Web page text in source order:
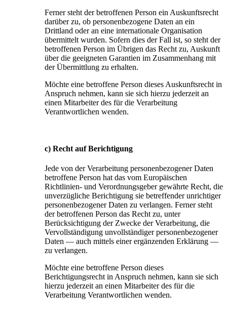
Ferner steht der betroffenen Person ein Auskunftsrecht
darüber zu, ob personenbezogene Daten an ein
Drittland oder an eine internationale Organisation
übermittelt wurden. Sofern dies der Fall ist, so steht der
betroffenen Person im Übrigen das Recht zu, Auskunft
über die geeigneten Garantien im Zusammenhang mit
der Übermittlung zu erhalten.
Möchte eine betroffene Person dieses Auskunftsrecht in
Anspruch nehmen, kann sie sich hierzu jederzeit an
einen Mitarbeiter des für die Verarbeitung
Verantwortlichen wenden.
c) Recht auf Berichtigung
Jede von der Verarbeitung personenbezogener Daten
betroffene Person hat das vom Europäischen
Richtlinien- und Verordnungsgeber gewährte Recht, die
unverzügliche Berichtigung sie betreffender unrichtiger
personenbezogener Daten zu verlangen. Ferner steht
der betroffenen Person das Recht zu, unter
Berücksichtigung der Zwecke der Verarbeitung, die
Vervollständigung unvollständiger personenbezogener
Daten — auch mittels einer ergänzenden Erklärung —
zu verlangen.
Möchte eine betroffene Person dieses
Berichtigungsrecht in Anspruch nehmen, kann sie sich
hierzu jederzeit an einen Mitarbeiter des für die
Verarbeitung Verantwortlichen wenden.